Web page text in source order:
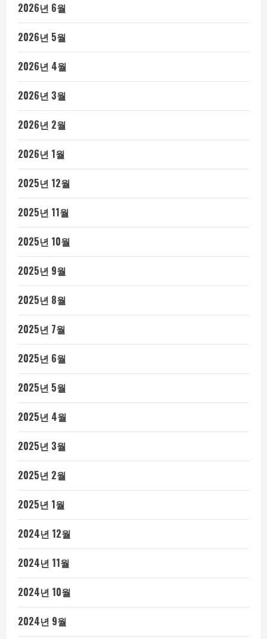
2026년 6월
2026년 5월
2026년 4월
2026년 3월
2026년 2월
2026년 1월
2025년 12월
2025년 11월
2025년 10월
2025년 9월
2025년 8월
2025년 7월
2025년 6월
2025년 5월
2025년 4월
2025년 3월
2025년 2월
2025년 1월
2024년 12월
2024년 11월
2024년 10월
2024년 9월